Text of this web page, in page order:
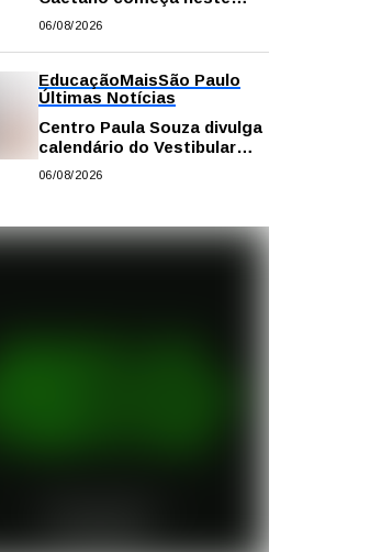
sábado com mais barracas
e atrações
06/08/2026
EducaçãoMaisSão Paulo
Últimas Notícias
Centro Paula Souza divulga
calendário do Vestibular
das Fatecs para o primeiro
06/08/2026